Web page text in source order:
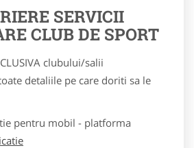
SERVICII
CLUB DE SPORT
clubului/salii
detaliile pe care doriti sa le
pentru mobil - platforma